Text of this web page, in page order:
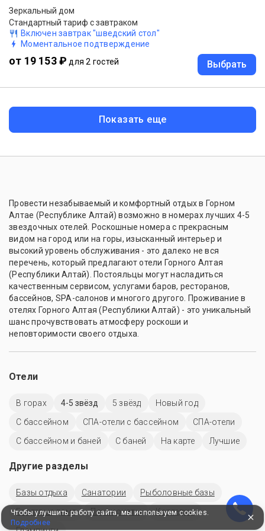
Зеркальный дом
Стандартный тариф с завтраком
Включен завтрак "шведский стол"
Моментальное подтверждение
от 19 153 ₽ для 2 гостей Выбрать
Показать еще
Провести незабываемый и комфортный отдых в Горном
Алтае (Республике Алтай) возможно в номерах лучших 4-5
звездочных отелей. Роскошные номера с прекрасным
видом на город или на горы, изысканный интерьер и
высокий уровень обслуживания - это далеко не вся
перечень, который предлагают отели Горного Алтая
(Республики Алтай). Постояльцы могут насладиться
качественным сервисом, услугами баров, ресторанов,
бассейнов, SPA-салонов и многого другого. Проживание в
отелях Горного Алтая (Республики Алтай) - это уникальный
шанс прочувствовать атмосферу роскоши и
неповторимости своего отдыха.
Отели
В горах 4-5 звёзд 5 звёзд
Новый год
C бассейном
СПА-отели с бассейном
СПА-отели
С бассейном и баней
С баней На карте Лучшие
Другие разделы
Базы отдыха Санатории
Рыболовные базы
Гостевые дома
Пансионаты
Коттеджи
Чтобы улучшить работу сайта, мы используем cookies.
Подробнее